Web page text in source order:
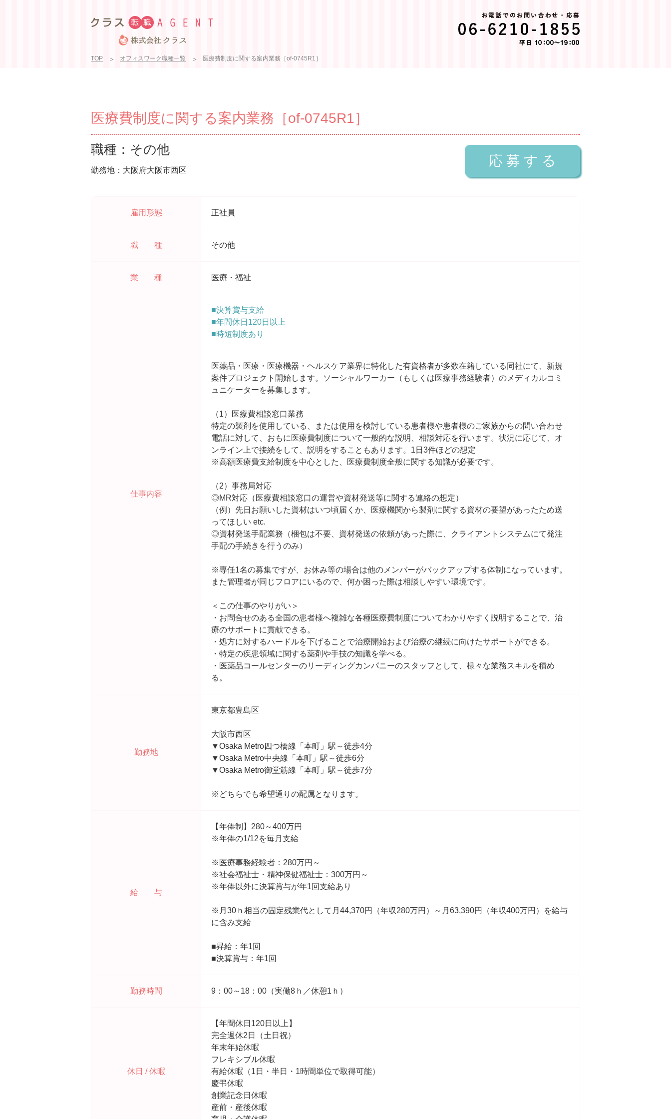
TOP オフィスワーク職種一覧 医療費制度に関する案内業務［of-0745R1］
医療費制度に関する案内業務［of-0745R1］
職種：その他
勤務地：大阪府大阪市西区
雇用形態 正社員
職 種 その他
業 種 医療・福祉
仕事内容
■決算賞与支給
■年間休日120日以上
■時短制度あり
医薬品・医療・医療機器・ヘルスケア業界に特化した有資格者が多数在籍している同社にて、新規
案件プロジェクト開始します。ソーシャルワーカー（もしくは医療事務経験者）のメディカルコミ
ュニケーターを募集します。
（1）医療費相談窓口業務
特定の製剤を使用している、または使用を検討している患者様や患者様のご家族からの問い合わせ
電話に対して、おもに医療費制度について一般的な説明、相談対応を行います。状況に応じて、オ
ンライン上で接続をして、説明をすることもあります。1日3件ほどの想定
※高額医療費支給制度を中心とした、医療費制度全般に関する知識が必要です。
（2）事務局対応
◎MR対応（医療費相談窓口の運営や資材発送等に関する連絡の想定）
（例）先日お願いした資材はいつ頃届くか、医療機関から製剤に関する資材の要望があったため送
ってほしい etc.
◎資材発送手配業務（梱包は不要、資材発送の依頼があった際に、クライアントシステムにて発注
手配の手続きを行うのみ）
※専任1名の募集ですが、お休み等の場合は他のメンバーがバックアップする体制になっています。
また管理者が同じフロアにいるので、何か困った際は相談しやすい環境です。
＜この仕事のやりがい＞
・お問合せのある全国の患者様へ複雑な各種医療費制度についてわかりやすく説明することで、治
療のサポートに貢献できる。
・処方に対するハードルを下げることで治療開始および治療の継続に向けたサポートができる。
・特定の疾患領域に関する薬剤や手技の知識を学べる。
・医薬品コールセンターのリーディングカンパニーのスタッフとして、様々な業務スキルを積め
る。
勤務地
東京都豊島区
大阪市西区
▼Osaka Metro四つ橋線「本町」駅～徒歩4分
▼Osaka Metro中央線「本町」駅～徒歩6分
▼Osaka Metro御堂筋線「本町」駅～徒歩7分
※どちらでも希望通りの配属となります。
給 与
【年俸制】280～400万円
※年俸の1/12を毎月支給
※医療事務経験者：280万円～
※社会福祉士・精神保健福祉士：300万円～
※年俸以外に決算賞与が年1回支給あり
※月30ｈ相当の固定残業代として月44,370円（年収280万円）～月63,390円（年収400万円）を給与
に含み支給
■昇給：年1回
■決算賞与：年1回
勤務時間 9：00～18：00（実働8ｈ／休憩1ｈ）
休日 / 休暇
【年間休日120日以上】
完全週休2日（土日祝）
年末年始休暇
フレキシブル休暇
有給休暇（1日・半日・1時間単位で取得可能）
慶弔休暇
創業記念日休暇
産前・産後休暇